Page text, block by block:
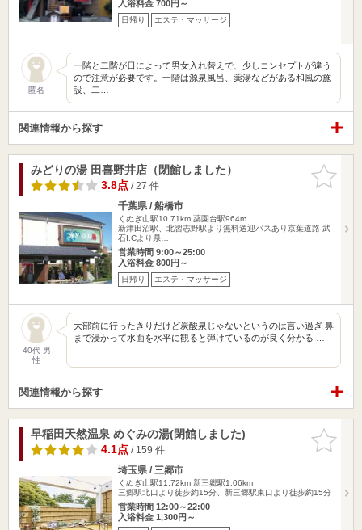
入浴料金 700円～
日帰り エステ・マッサージ
匿名
一階と二階が日によって男女入れ替えで、少しコンセプトが違う
ので注意が必要です。一階は源泉風呂、薬湯などがある和風の施
設、二…
関連情報から探す
お気に入
りに追加
みどりの湯 田喜野井店（閉館しました）
3.8点/ 27 件
千葉県 / 船橋市
くぬぎ山駅10.71km 薬園台駅964m
新津田沼駅、北習志野駅より無料送迎バスあり京葉道路 武
石I.Cより県…
営業時間 9:00～25:00
入浴料金 800円～
日帰り エステ・マッサージ
40代 男
性
大部前に行ったきりだけど炭酸泉じゃないというのは言い過ぎ 鼻
まで浸かって水面を水平に観ると弾けているのが良く分かる …
関連情報から探す
お気に入
りに追加
早稲田天然温泉 めぐみの湯(閉館しました)
4.1点/ 159 件
埼玉県 / 三郷市
くぬぎ山駅11.72km 新三郷駅1.06km
三郷駅北口より徒歩約15分、新三郷駅東口より徒歩約15分
営業時間 12:00～22:00
入浴料金 1,300円～